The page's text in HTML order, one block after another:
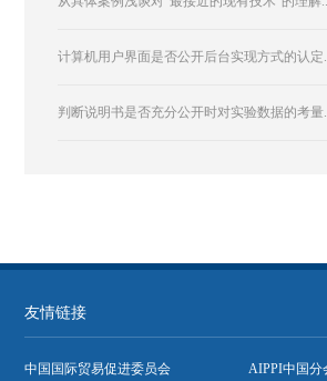
计算机用户界面是否公开后台实现方式的认定
判断说明书是否充分公开时对实验数据的考量
友情链接
中国国际贸易促进委员会 AIPPI中国分